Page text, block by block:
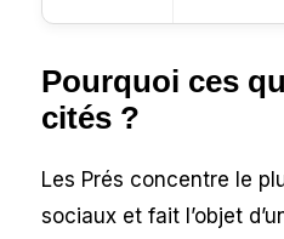
Pourquoi ces
cités ?
Les Prés concentre le
sociaux et fait l’objet